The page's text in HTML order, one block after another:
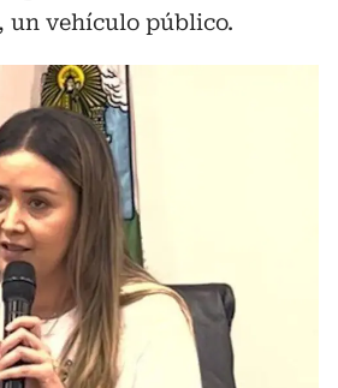
un vehículo público.